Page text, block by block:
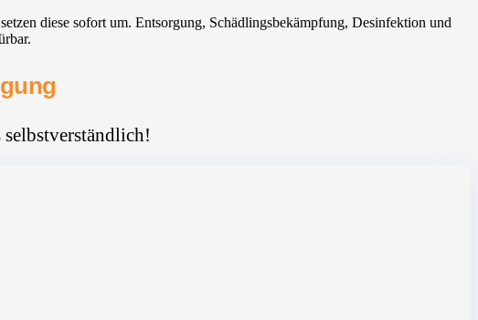
diese sofort um. Entsorgung, Schädlingsbekämpfung, Desinfektion und